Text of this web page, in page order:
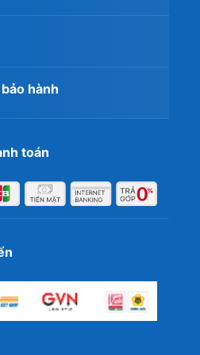
một dòng laptop gaming
mạnh mẽ, hệ thống tản
máy tính xách tay có cấu
i9 hoặc AMD Ryzen 7, 9.
hành
toán